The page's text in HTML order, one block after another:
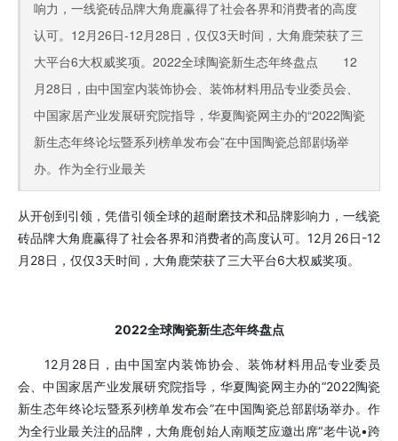
响力，一线瓷砖品牌大角鹿赢得了社会各界和消费者的高度
认可。12月26日-12月28日，仅仅3天时间，大角鹿荣获了三
大平台6大权威奖项。2022全球陶瓷新生态年终盘点 12
月28日，由中国室内装饰协会、装饰材料用品专业委员会、
中国家居产业发展研究院指导，华夏陶瓷网主办的“2022陶瓷
新生态年终论坛暨系列榜单发布会”在中国陶瓷总部剧场举
办。作为全行业最关
从开创到引领，凭借引领全球的超耐磨技术和品牌影响力，一线瓷
砖品牌大角鹿赢得了社会各界和消费者的高度认可。12月26日-12
月28日，仅仅3天时间，大角鹿荣获了三大平台6大权威奖项。
2022全球陶瓷新生态年终盘点
12月28日，由中国室内装饰协会、装饰材料用品专业委员
会、中国家居产业发展研究院指导，华夏陶瓷网主办的“2022陶瓷
新生态年终论坛暨系列榜单发布会”在中国陶瓷总部剧场举办。作
为全行业最关注的品牌，大角鹿创始人南顺芝应邀出席“老牛说•跨